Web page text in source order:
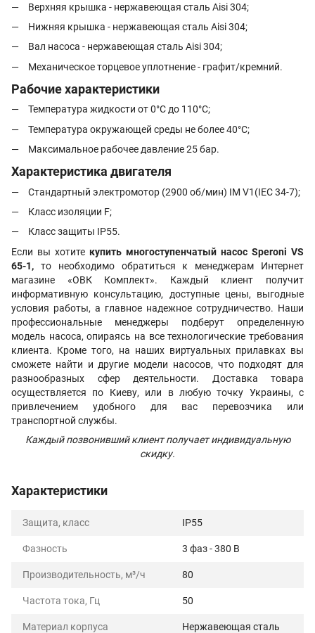
Верхняя крышка - нержавеющая сталь Aisi 304;
Нижняя крышка - нержавеющая сталь Aisi 304;
Вал насоса - нержавеющая сталь Aisi 304;
Механическое торцевое уплотнение - графит/кремний.
Рабочие характеристики
Температура жидкости от 0°C до 110°C;
Температура окружающей среды не более 40°C;
Максимальное рабочее давление 25 бар.
Характеристика двигателя
Стандартный электромотор (2900 об/мин) IM V1(IEC 34-7);
Класс изоляции F;
Класс защиты IP55.
Если вы хотите купить многоступенчатый насос Speroni VS
65-1, то необходимо обратиться к менеджерам Интернет
магазине «ОВК Комплект». Каждый клиент получит
информативную консультацию, доступные цены, выгодные
условия работы, а главное надежное сотрудничество. Наши
профессиональные менеджеры подберут определенную
модель насоса, опираясь на все технологические требования
клиента. Кроме того, на наших виртуальных прилавках вы
сможете найти и другие модели насосов, что подходят для
разнообразных сфер деятельности. Доставка товара
осуществляется по Киеву, или в любую точку Украины, с
привлечением удобного для вас перевозчика или
транспортной службы.
Каждый позвонивший клиент получает индивидуальную
скидку.
Характеристики
Защита, класс IP55
Фазность 3 фаз - 380 В
Производительность, м³/ч 80
Частота тока, Гц 50
Материал корпуса Нержавеющая сталь